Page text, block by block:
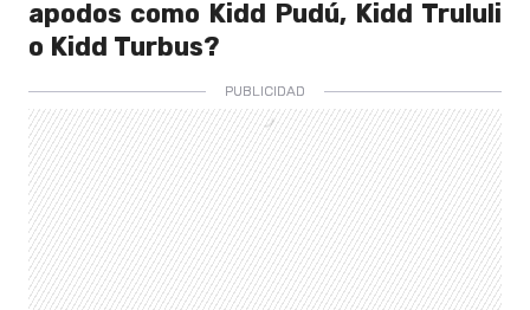
apodos como Kidd Pudú, Kidd Trululi
o Kidd Turbus?